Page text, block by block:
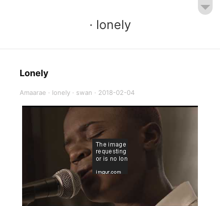
· lonely
Lonely
Amaarae · lonely · swan · 2018-02-04